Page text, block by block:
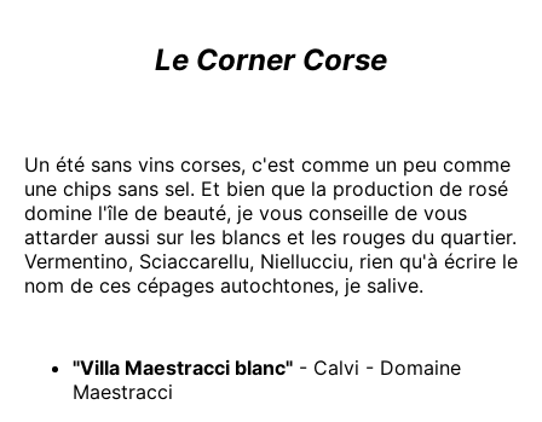
Le Corner Corse
Un été sans vins corses, c'est comme un peu comme
une chips sans sel. Et bien que la production de rosé
domine l'île de beauté, je vous conseille de vous
attarder aussi sur les blancs et les rouges du quartier.
Vermentino, Sciaccarellu, Niellucciu, rien qu'à écrire le
nom de ces cépages autochtones, je salive.
"Villa Maestracci blanc" - Calvi - Domaine
Maestracci